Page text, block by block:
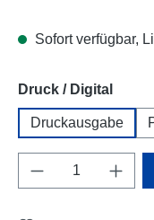
Sofort verfügbar,
Druck / Digital
Druckausgabe
Produkt